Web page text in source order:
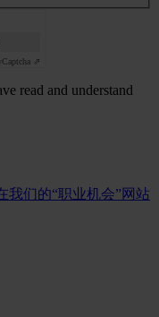
Captcha ⇗
read and understand
我们的“职业机会”网站